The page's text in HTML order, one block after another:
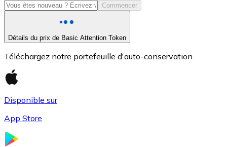
Commencer
Détails du prix de Basic Attention Token
Téléchargez notre portefeuille d'auto-conservation
Disponible sur
App Store